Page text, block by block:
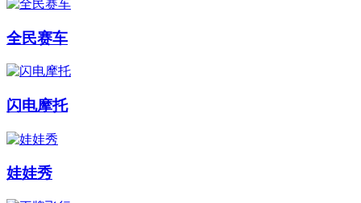
全民赛车
闪电摩托
娃娃秀